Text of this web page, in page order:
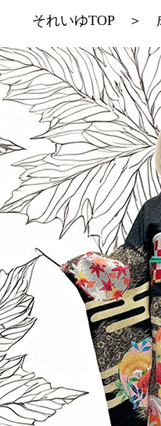
それいゆTOP ＞